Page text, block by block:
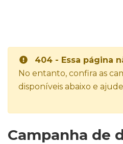
404 - Essa página
No entanto, confira as
disponíveis abaixo e
Campanha de